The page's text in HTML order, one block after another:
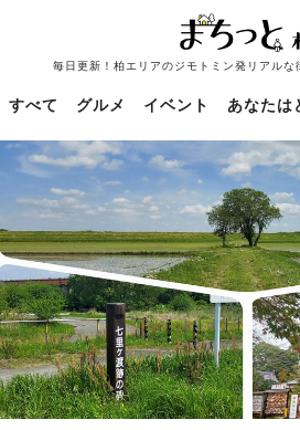
毎日更新！柏エリアのジモトミン発リアルな
すべて グルメ イベント あなたは